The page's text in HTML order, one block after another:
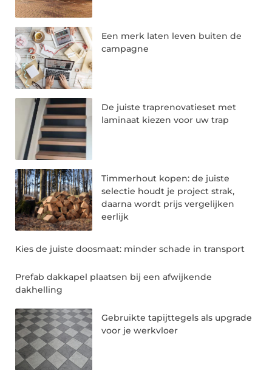
Een merk laten leven buiten de
campagne
De juiste traprenovatieset met
laminaat kiezen voor uw trap
Timmerhout kopen: de juiste
selectie houdt je project strak,
daarna wordt prijs vergelijken
eerlijk
Kies de juiste doosmaat: minder schade in transport
Prefab dakkapel plaatsen bij een afwijkende
dakhelling
Gebruikte tapijttegels als upgrade
voor je werkvloer